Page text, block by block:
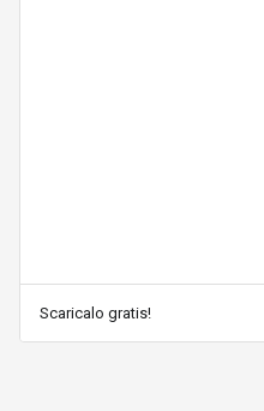
Scaricalo gratis!